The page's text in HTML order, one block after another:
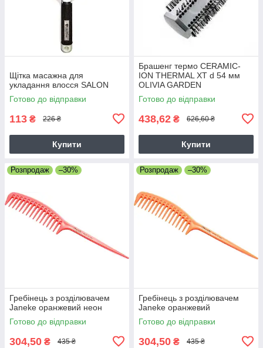
Щітка масажна для
укладання влосся SALON
Готово до відправки
113 ₴ 226 ₴
Купити
Брашенг термо CERAMIC-
ION THERMAL XT d 54 мм
OLIVIA GARDEN
Готово до відправки
438,62 ₴ 626,60 ₴
Купити
Розпродаж –30%
Гребінець з розділювачем
Janeke оранжевий неон
Готово до відправки
304,50 ₴ 435 ₴
Розпродаж –30%
Гребінець з розділювачем
Janeke оранжевий
Готово до відправки
304,50 ₴ 435 ₴